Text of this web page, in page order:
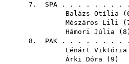
7. SPA . . . . . . . . .
Balázs Otília (
Mészáros Lili (
Hámori Júlia ( 8
8. PAK . . . . . . . . .
Lénárt Viktória
Árki Dóra ( 9